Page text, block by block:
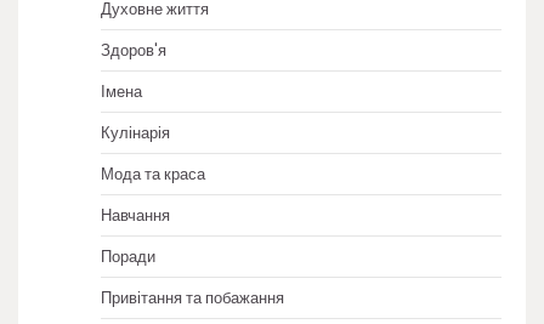
Духовне життя
Здоров'я
Імена
Кулінарія
Мода та краса
Навчання
Поради
Привітання та побажання